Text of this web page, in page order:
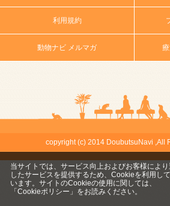
利用規約
動物ナビ メルマガ
copyright (c) 2014 DoubutsuNavi ,All
当サイトでは、サービス向上およびお客様により
したサービスを提供するため、Cookieを利用して
います。サイトのCookieの使用に関しては、
「Cookieポリシー」 をお読みください。